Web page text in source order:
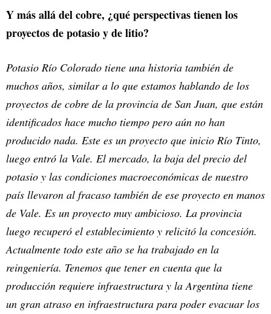
Y más allá del cobre, ¿qué perspectivas tienen los
proyectos de potasio y de litio?
Potasio Río Colorado tiene una historia también de
muchos años, similar a lo que estamos hablando de los
proyectos de cobre de la provincia de San Juan, que están
identificados hace mucho tiempo pero aún no han
producido nada. Este es un proyecto que inicio Río Tinto,
luego entró la Vale. El mercado, la baja del precio del
potasio y las condiciones macroeconómicas de nuestro
país llevaron al fracaso también de ese proyecto en manos
de Vale. Es un proyecto muy ambicioso. La provincia
luego recuperó el establecimiento y relicitó la concesión.
Actualmente todo este año se ha trabajado en la
reingeniería. Tenemos que tener en cuenta que la
producción requiere infraestructura y la Argentina tiene
un gran atraso en infraestructura para poder evacuar los